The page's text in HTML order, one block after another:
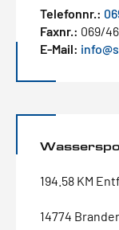
Telefonnr.:
Faxnr.: 069/
E-Mail:
194.58 KM
14774